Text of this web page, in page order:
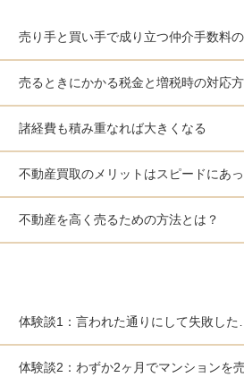
売り手と買い手で成り立つ仲介手数料
売るときにかかる税金と増税時の対応
諸経費も積み重なれば大きくなる
不動産買取のメリットはスピードにあっ
不動産を高く売るための方法とは？
体験談1：言われた通りにして失敗した…
体験談2：わずか2ヶ月でマンションを売